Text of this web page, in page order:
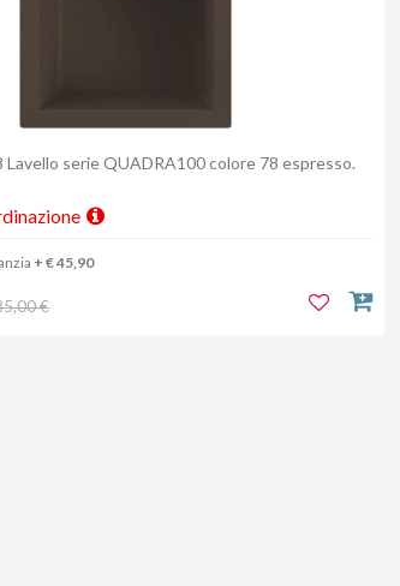
Lavello serie QUADRA100 colore 78 espresso.
+ € 45,90
€